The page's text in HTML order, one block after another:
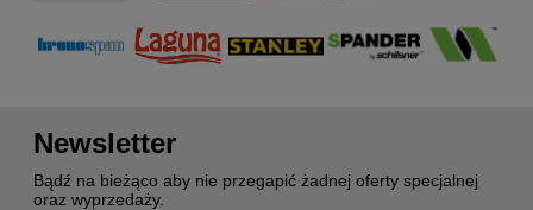
Newsletter
Bądź na bieżąco aby nie przegapić żadnej oferty specjalnej
oraz wyprzedaży.